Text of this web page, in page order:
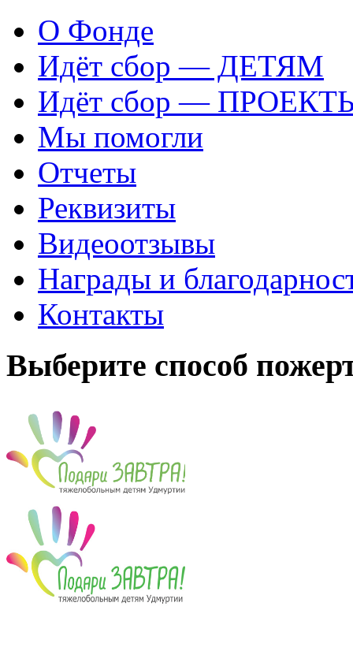
О Фонде
Идёт сбор — ДЕТЯМ
Идёт сбор —
Мы помогли
Отчеты
Реквизиты
Видеоотзывы
Награды и
Контакты
Выберите способ